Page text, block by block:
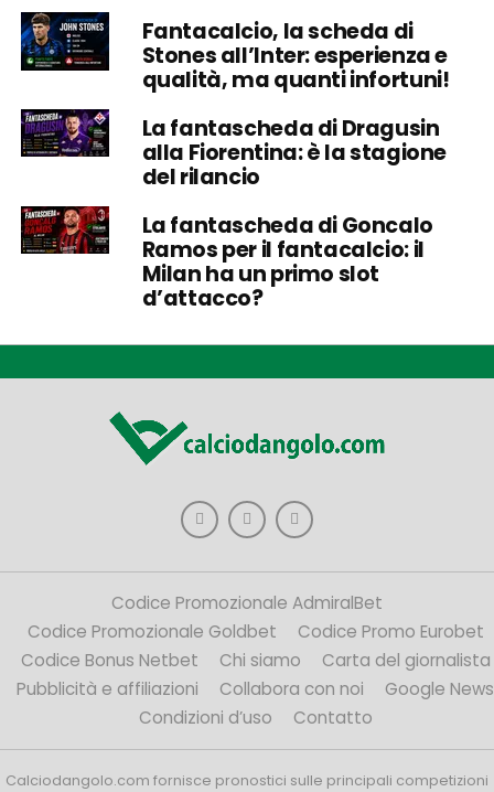
Fantacalcio, la scheda di
Stones all’Inter: esperienza e
qualità, ma quanti infortuni!
La fantascheda di Dragusin
alla Fiorentina: è la stagione
del rilancio
La fantascheda di Goncalo
Ramos per il fantacalcio: il
Milan ha un primo slot
d’attacco?
Codice Promozionale AdmiralBet
Codice Promozionale Goldbet
Codice Promo Eurobet
Codice Bonus Netbet
Chi siamo
Carta del giornalista
Pubblicità e affiliazioni
Collabora con noi
Google News
Condizioni d’uso
Contatto
Calciodangolo.com fornisce pronostici sulle principali competizioni